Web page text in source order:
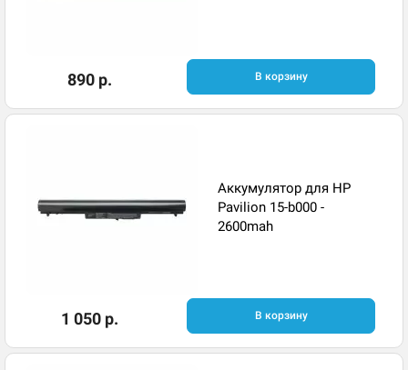
890 р. В корзину
Аккумулятор для HP
Pavilion 15-b000 -
2600mah
1 050 р. В корзину